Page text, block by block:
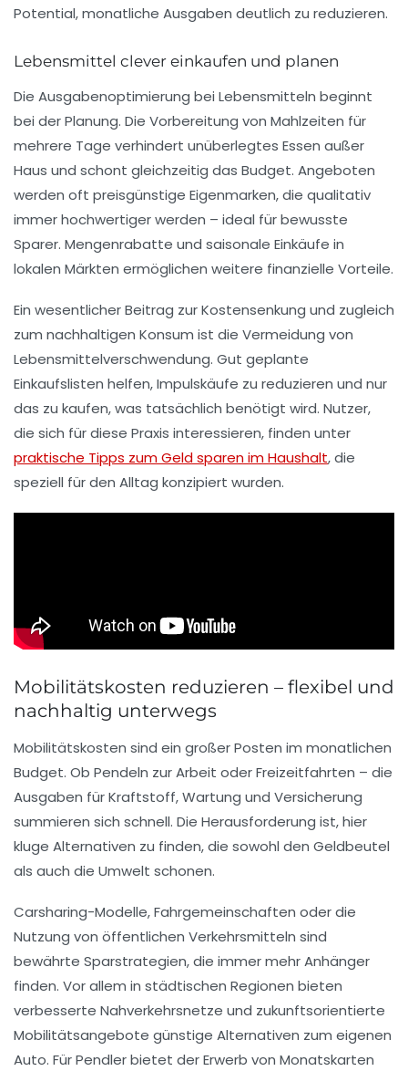
Potential, monatliche Ausgaben deutlich zu reduzieren.
Lebensmittel clever einkaufen und planen
Die Ausgabenoptimierung bei Lebensmitteln beginnt
bei der Planung. Die Vorbereitung von Mahlzeiten für
mehrere Tage verhindert unüberlegtes Essen außer
Haus und schont gleichzeitig das Budget. Angeboten
werden oft preisgünstige Eigenmarken, die qualitativ
immer hochwertiger werden – ideal für bewusste
Sparer. Mengenrabatte und saisonale Einkäufe in
lokalen Märkten ermöglichen weitere finanzielle Vorteile.
Ein wesentlicher Beitrag zur Kostensenkung und zugleich
zum nachhaltigen Konsum ist die Vermeidung von
Lebensmittelverschwendung. Gut geplante
Einkaufslisten helfen, Impulskäufe zu reduzieren und nur
das zu kaufen, was tatsächlich benötigt wird. Nutzer,
die sich für diese Praxis interessieren, finden unter
praktische Tipps zum Geld sparen im Haushalt, die
speziell für den Alltag konzipiert wurden.
Mobilitätskosten reduzieren – flexibel und
nachhaltig unterwegs
Mobilitätskosten sind ein großer Posten im monatlichen
Budget. Ob Pendeln zur Arbeit oder Freizeitfahrten – die
Ausgaben für Kraftstoff, Wartung und Versicherung
summieren sich schnell. Die Herausforderung ist, hier
kluge Alternativen zu finden, die sowohl den Geldbeutel
als auch die Umwelt schonen.
Carsharing-Modelle, Fahrgemeinschaften oder die
Nutzung von öffentlichen Verkehrsmitteln sind
bewährte Sparstrategien, die immer mehr Anhänger
finden. Vor allem in städtischen Regionen bieten
verbesserte Nahverkehrsnetze und zukunftsorientierte
Mobilitätsangebote günstige Alternativen zum eigenen
Auto. Für Pendler bietet der Erwerb von Monatskarten